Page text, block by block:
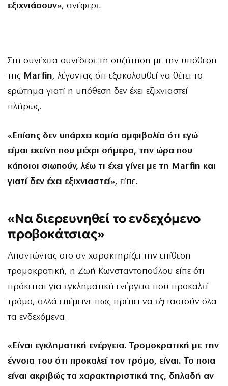
εξιχνιάσουν», ανέφερε.
Στη συνέχεια συνέδεσε τη συζήτηση με την υπόθεση
της Marfin, λέγοντας ότι εξακολουθεί να θέτει το
ερώτημα γιατί η υπόθεση δεν έχει εξιχνιαστεί
πλήρως.
«Επίσης δεν υπάρχει καμία αμφιβολία ότι εγώ
είμαι εκείνη που μέχρι σήμερα, την ώρα που
κάποιοι σιωπούν, λέω τι έχει γίνει με τη Marfin και
γιατί δεν έχει εξιχνιαστεί», είπε.
«Να διερευνηθεί το ενδεχόμενο
προβοκάτσιας»
Απαντώντας στο αν χαρακτηρίζει την επίθεση
τρομοκρατική, η Ζωή Κωνσταντοπούλου είπε ότι
πρόκειται για εγκληματική ενέργεια που προκαλεί
τρόμο, αλλά επέμεινε πως πρέπει να εξεταστούν όλα
τα ενδεχόμενα.
«Είναι εγκληματική ενέργεια. Τρομοκρατική με την
έννοια του ότι προκαλεί τον τρόμο, είναι. Το ποια
είναι ακριβώς τα χαρακτηριστικά της, δηλαδή αν